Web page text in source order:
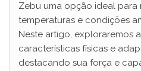
Zebu uma opção ideal para
temperaturas e condições
Neste artigo, exploraremos
características físicas e
destacando sua força e